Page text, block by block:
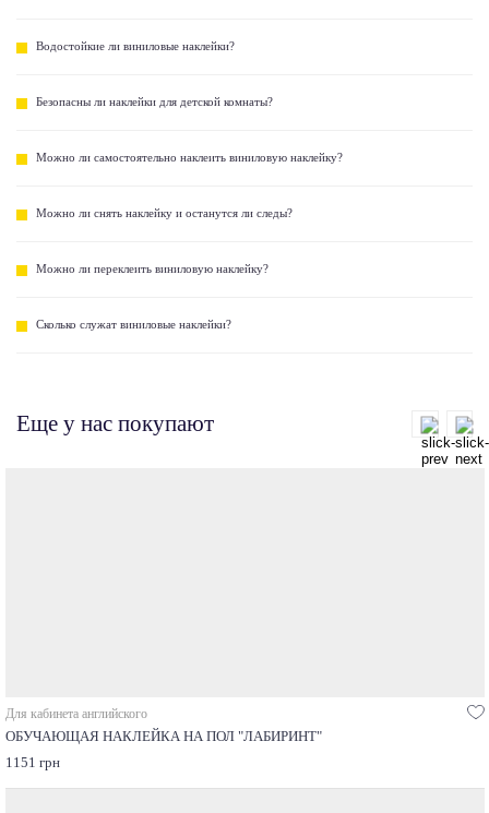
Водостойкие ли виниловые наклейки?
Безопасны ли наклейки для детской комнаты?
Можно ли самостоятельно наклеить виниловую наклейку?
Можно ли снять наклейку и останутся ли следы?
Можно ли переклеить виниловую наклейку?
Сколько служат виниловые наклейки?
Еще у нас покупают
Для кабинета английского
ОБУЧАЮЩАЯ НАКЛЕЙКА НА ПОЛ "ЛАБИРИНТ"
1151 грн